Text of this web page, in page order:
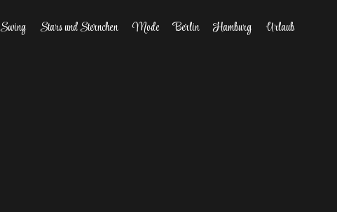
Swing Stars und Sternchen Mode Berlin Hamburg Urlaub